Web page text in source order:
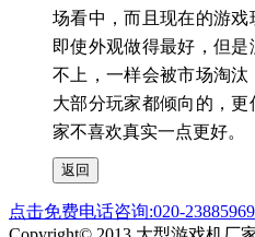
场看中，而且现在的游戏
即使外观做得最好，但
不上，一样会被市场淘
大部分玩家都倾向的，
家不喜欢真实一点更好。
点击免费电话咨询:020-23885969